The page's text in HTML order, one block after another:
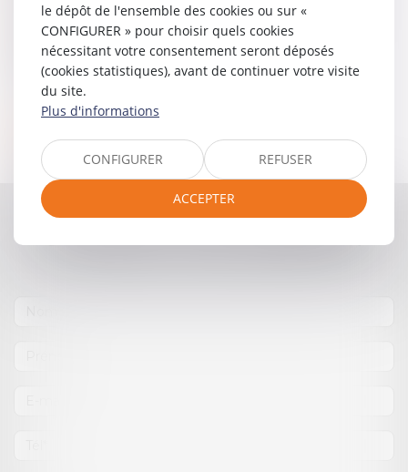
Master 2 de droits immatériels de l’entreprise,
Université Aix-Marseille III
Master 1 de droit des affaires, Université Aix-
Marseille III
Langue :
Anglais
le dépôt de l'ensemble des cookies ou sur «
CONFIGURER » pour choisir quels cookies
nécessitant votre consentement seront déposés
(cookies statistiques), avant de continuer votre visite
du site.
Plus d'informations
CONFIGURER REFUSER
ACCEPTER